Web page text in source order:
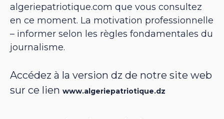
algeriepatriotique.com que vous consultez
en ce moment. La motivation professionnelle
– informer selon les règles fondamentales du
journalisme.
Accédez à la version dz de notre site web
sur ce lien www.algeriepatriotique.dz